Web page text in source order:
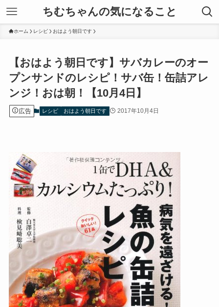
ちむちゃんの気になること
ホーム レシピ おはよう朝日です
【おはよう朝日です】サバカレーのオー
プンサンドのレシピ！サバ缶！缶詰アレ
ンジ！おは朝！【10月4日】
広告 レシピ おはよう朝日です 2017年10月4日